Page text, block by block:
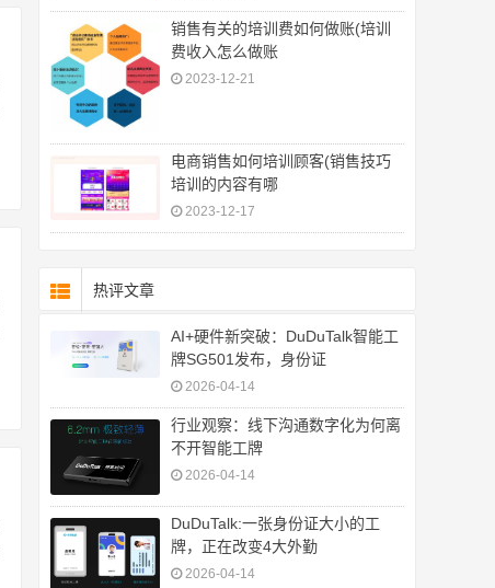
销售有关的培训费如何做账(培训
费收入怎么做账
2023-12-21
电商销售如何培训顾客(销售技巧
培训的内容有哪
2023-12-17
热评文章
AI+硬件新突破：DuDuTalk智能工
牌SG501发布，身份证
2026-04-14
行业观察：线下沟通数字化为何离
不开智能工牌
2026-04-14
DuDuTalk:一张身份证大小的工
牌，正在改变4大外勤
2026-04-14